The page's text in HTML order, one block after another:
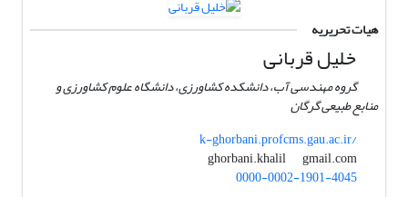
هیات تحریریه
خلیل قربانی
گروه مهندسی آب، دانشکده کشاورزی، دانشگاه علوم کشاورزی و
منابع طبیعی گرگان
k-ghorbani.profcms.gau.ac.ir/
ghorbani.khalil
gmail.com
0000-0002-1901-4045